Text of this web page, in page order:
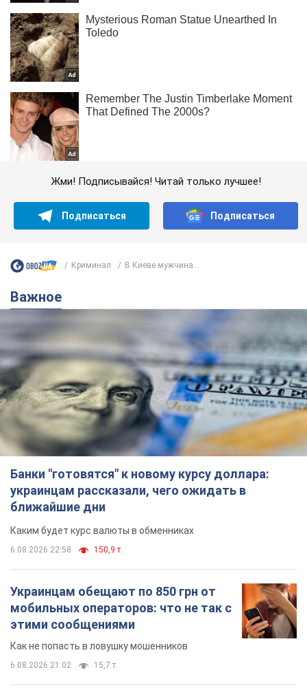
Жми! Подписывайся! Читай только лучшее!
Подписаться Подписаться
Криминал В Киеве мужчина...
Важное
Банки "готовятся" к новому курсу доллара:
украинцам рассказали, чего ожидать в
ближайшие дни
Каким будет курс валюты в обменниках
6.08.2026 22:58 150,9 т.
Украинцам обещают по 850 грн от
мобильных операторов: что не так с
этими сообщениями
Как не попасть в ловушку мошенников
6.08.2026 21:02 15,7 т.